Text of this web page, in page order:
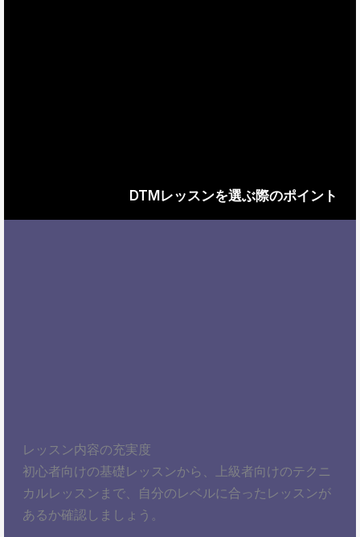
DTMレッスンを選ぶ際のポイント
レッスン内容の充実度
初心者向けの基礎レッスンから、上級者向けのテクニ
カルレッスンまで、自分のレベルに合ったレッスンが
あるか確認しましょう。